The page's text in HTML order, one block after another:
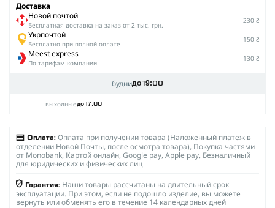
Доставка
Новой почтой
Беcплатная доставка на заказ от 2 тыс. грн.
230 ₴
Укрпочтой
Бесплатно при полной оплате
150 ₴
Meest express
По тарифам компании
130 ₴
буднидо 19:00
выходныедо 17:00
Оплата: Оплата при получении товара (Наложенный платеж в
отделении Новой Почты, после осмотра товара), Покупка частями
от Monobank, Картой онлайн, Google pay, Apple pay, Безналичный
для юридических и физических лиц
Гарантия: Наши товары рассчитаны на длительный срок
эксплуатации. При этом, если не подошло изделие, вы можете
вернуть или обменять его в течение 14 календарных дней